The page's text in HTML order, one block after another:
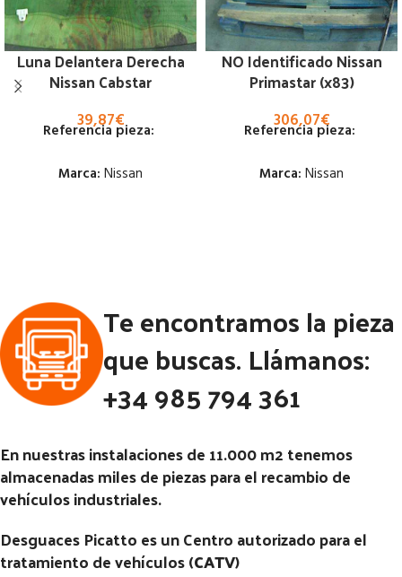
Luna Delantera Derecha
Nissan Cabstar
39,87€
Referencia pieza:
Marca: Nissan
Código Pieza:53289
NO Identificado Nissan
Primastar (x83)
306,07€
Referencia pieza:
Marca: Nissan
Código Pieza: 53179
Te encontramos la pieza
que buscas. Llámanos:
+34 985 794 361
En nuestras instalaciones de 11.000 m2 tenemos
almacenadas miles de piezas para el recambio de
vehículos industriales.
Desguaces Picatto es un Centro autorizado para el
tratamiento de vehículos (CATV)